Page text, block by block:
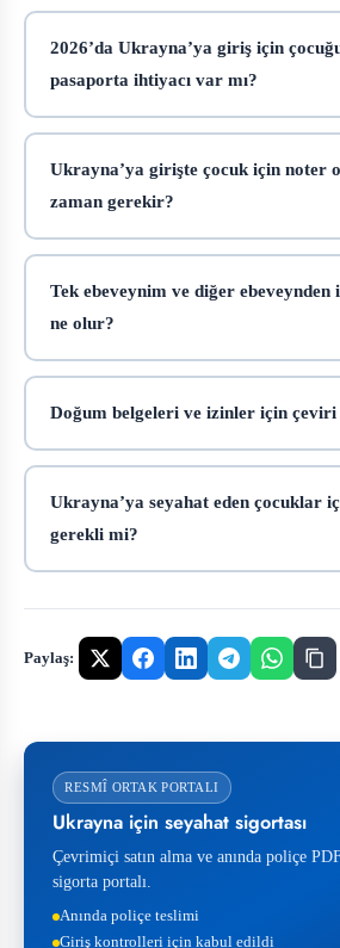
2026’da Ukrayna’ya giriş için
pasaporta ihtiyacı var mı?
Ukrayna’ya girişte çocuk için noter
zaman gerekir?
Tek ebeveynim ve diğer ebeveynden
ne olur?
Doğum belgeleri ve izinler için
Ukrayna’ya seyahat eden çocuklar
gerekli mi?
Paylaş:
RESMÎ ORTAK PORTALI
Ukrayna için seyahat sigortası
Çevrimiçi satın alma ve anında poliçe
sigorta portalı.
Anında poliçe teslimi
Giriş kontrolleri için kabul edildi